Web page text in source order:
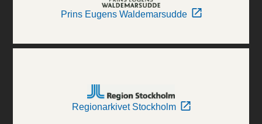
Prins Eugens Waldemarsudde
Regionarkivet Stockholm